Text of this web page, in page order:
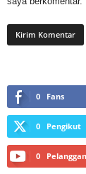
0 Fans
0 Pengikut
0 Pelanggan